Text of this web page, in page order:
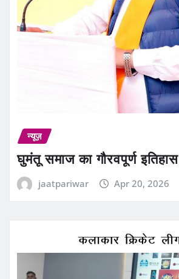
न्यूज़
घुमंतू समाज का गौरवपूर्ण इतिहास
jaatpariwar Apr 20, 2026